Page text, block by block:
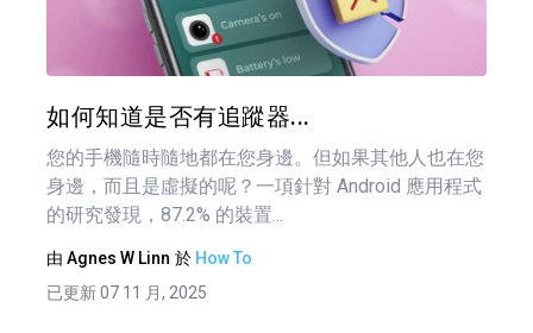
如何知道是否有追蹤器...
您的手機隨時隨地都在您身邊。但如果其他人也在您
身邊，而且是虛擬的呢？一項針對 Android 應用程式
的研究發現，87.2% 的裝置...
由 Agnes W Linn 於 How To
已更新 07 11 月, 2025